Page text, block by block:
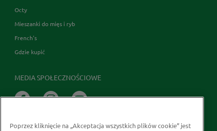
Octy
Mieszanki do mięs i ryb
French's
Gdzie kupić
MEDIA SPOŁECZNOŚCIOWE
Poprzez kliknięcie na „Akceptacja wszystkich plików cookie” jest